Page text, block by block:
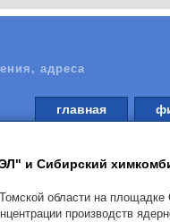
адреса
главная
и Сибирский
области на
производств